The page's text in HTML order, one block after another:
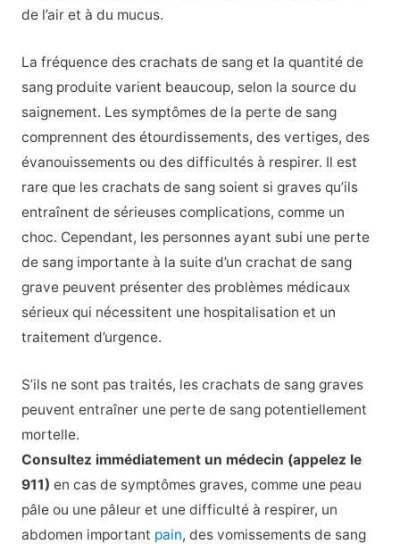
de l’air et à du mucus.
La fréquence des crachats de sang et la quantité de
sang produite varient beaucoup, selon la source du
saignement. Les symptômes de la perte de sang
comprennent des étourdissements, des vertiges, des
évanouissements ou des difficultés à respirer. Il est
rare que les crachats de sang soient si graves qu’ils
entraînent de sérieuses complications, comme un
choc. Cependant, les personnes ayant subi une perte
de sang importante à la suite d’un crachat de sang
grave peuvent présenter des problèmes médicaux
sérieux qui nécessitent une hospitalisation et un
traitement d’urgence.
S’ils ne sont pas traités, les crachats de sang graves
peuvent entraîner une perte de sang potentiellement
mortelle.
Consultez immédiatement un médecin (appelez le
911) en cas de symptômes graves, comme une peau
pâle ou une pâleur et une difficulté à respirer, un
abdomen important pain, des vomissements de sang